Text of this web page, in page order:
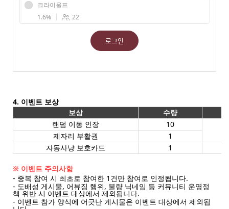
크라이울프
1.6%
22
로그인
4. 이벤트 보상
보상
수량
랜덤 이동 인장
10
제자리 부활권
1
자동사냥 보호카드
1
※ 이벤트 주의사항
- 중복 참여 시 최초로 참여한 1건만 참여로 인정됩니다.
- 도배성 게시물, 어뷰징 행위, 불량 닉네임 등 커뮤니티 운영정
책 위반 시 이벤트 대상에서 제외됩니다.
- 이벤트 참가 양식에 어긋난 게시물은 이벤트 대상에서 제외됩